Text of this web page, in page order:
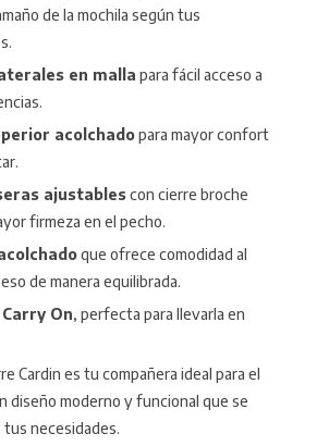
de la mochila según tus
en malla para fácil acceso a
acolchadopara mayor confort
ajustablescon cierre broche
firmeza en el pecho.
que ofrece comodidad al
de manera equilibrada.
On, perfecta para llevarla en
Cardin es tu compañera ideal para el
diseño moderno y funcional que se
necesidades.